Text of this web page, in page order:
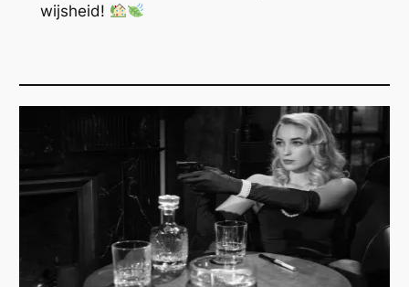
wijsheid!